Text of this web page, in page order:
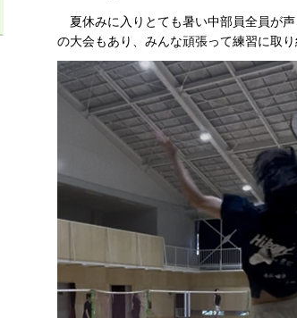
夏休みに入りとても暑い中部員全員が
の大会もあり、みんな頑張って練習に取り